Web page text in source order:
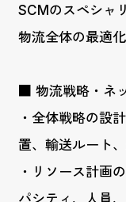
SCMのスペシャ
物流全体の最適
■ 物流戦略・ネ
・全体戦略の設
置、輸送ルート
・リソース計画